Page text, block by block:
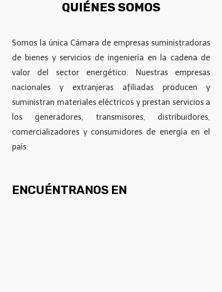
QUIÉNES SOMOS
Somos la única Cámara de empresas suministradoras
de bienes y servicios de ingeniería en la cadena de
valor del sector energético. Nuestras empresas
nacionales y extranjeras afiliadas producen y
suministran materiales eléctricos y prestan servicios a
los generadores, transmisores, distribuidores,
comercializadores y consumidores de energía en el
país.
ENCUÉNTRANOS EN